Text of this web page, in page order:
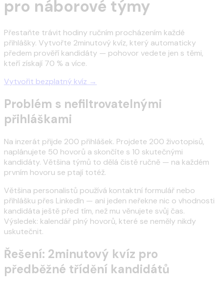
pro náborové týmy
Přestaňte trávit hodiny ručním procházením každé
přihlášky. Vytvořte 2minutový kvíz, který automaticky
předem prověří kandidáty — pohovor vedete jen s těmi,
kteří získají 70 % a více.
Vytvořit bezplatný kvíz →
Problém s nefiltrovatelnými
přihláškami
Na inzerát přijde 200 přihlášek. Projdete 200 životopisů,
naplánujete 50 hovorů a skončíte s 10 skutečnými
kandidáty. Většina týmů to dělá čistě ručně — na každém
prvním hovoru se ptají totéž.
Většina personalistů používá kontaktní formulář nebo
přihlášku přes LinkedIn — ani jeden neřekne nic o vhodnosti
kandidáta ještě před tím, než mu věnujete svůj čas.
Výsledek: kalendář plný hovorů, které se neměly nikdy
uskutečnit.
Řešení: 2minutový kvíz pro
předběžné třídění kandidátů